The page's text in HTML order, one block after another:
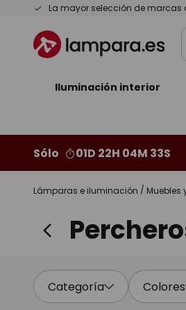
La mayor selección de marcas
Ir
contenido
Iluminación interior
Sólo 01D 22H 04M 32S
Lámparas e iluminación Muebles
Categoría Colores